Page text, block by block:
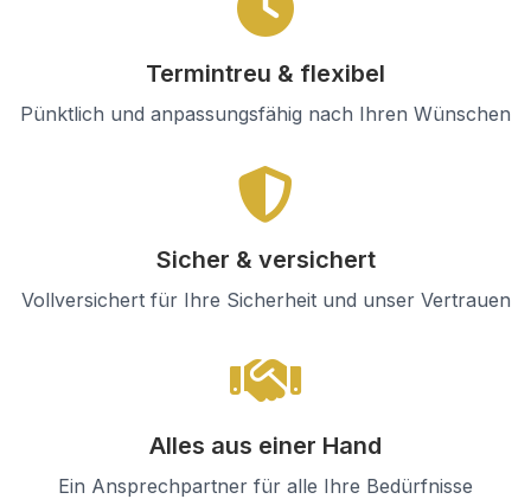
Termintreu & flexibel
Pünktlich und anpassungsfähig nach Ihren Wünschen
Sicher & versichert
Vollversichert für Ihre Sicherheit und unser Vertrauen
Alles aus einer Hand
Ein Ansprechpartner für alle Ihre Bedürfnisse